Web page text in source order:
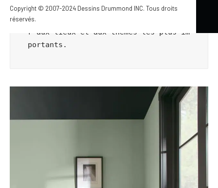
Copyright © 2007-2024 Dessins Drummond INC. Tous droits
réservés.
eur prédisent que 2021 consistera à u
tiliser la couleur pour se reconnecte
r aux lieux et aux thèmes les plus im
portants.